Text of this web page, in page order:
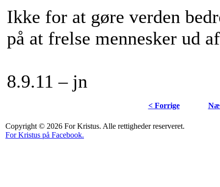
Ikke for at gøre verden
på at frelse mennesker ud
8.9.11 – jn
< Forrige
Copyright © 2026 For Kristus. Alle rettigheder reserveret.
For Kristus på Facebook.